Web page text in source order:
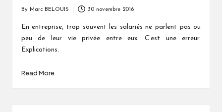
by
By Marc BELOUIS 30 novembre 2016
En entreprise, trop souvent les salariés ne parlent pas ou
peu de leur vie privée entre eux. C’est une erreur.
Explications.
Read More